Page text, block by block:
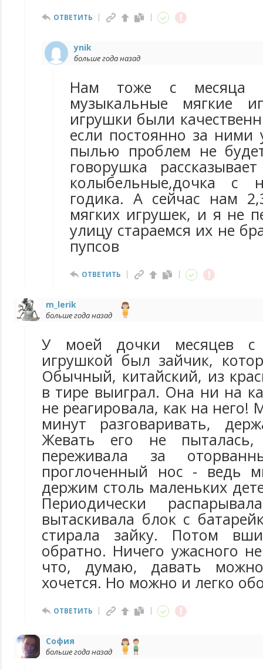
ОТВЕТИТЬ
ynik
больше года назад
Нам тоже с месяца
музыкальные мягкие
игрушки были
если постоянно за ними
пылью проблем не
говорушка
колыбельные,дочка с
годика. А сейчас нам
мягких игрушек, и я не
улицу стараемся их не
пупсов
ОТВЕТИТЬ
m_lerik
больше года назад
У моей дочки месяцев
игрушкой был зайчик,
Обычный, китайский, из
в тире выиграл. Она ни на
не реагировала, как на него!
минут разговаривать,
Жевать его не
переживала за
проглоченный нос - ведь
держим столь маленьких
Периодически
вытаскивала блок с
стирала зайку. Потом
обратно. Ничего ужасного
что, думаю, давать
хочется. Но можно и легко
ОТВЕТИТЬ
София
больше года назад